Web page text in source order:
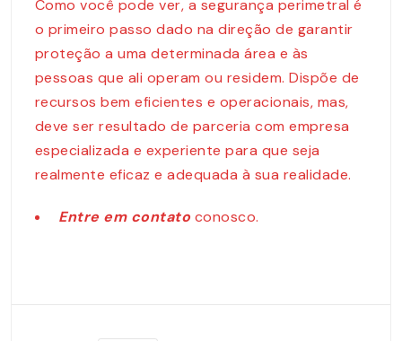
Como você pode ver, a segurança perimetral é
o primeiro passo dado na direção de garantir
proteção a uma determinada área e às
pessoas que ali operam ou residem. Dispõe de
recursos bem eficientes e operacionais, mas,
deve ser resultado de parceria com empresa
especializada e experiente para que seja
realmente eficaz e adequada à sua realidade.
Entre em contato conosco.